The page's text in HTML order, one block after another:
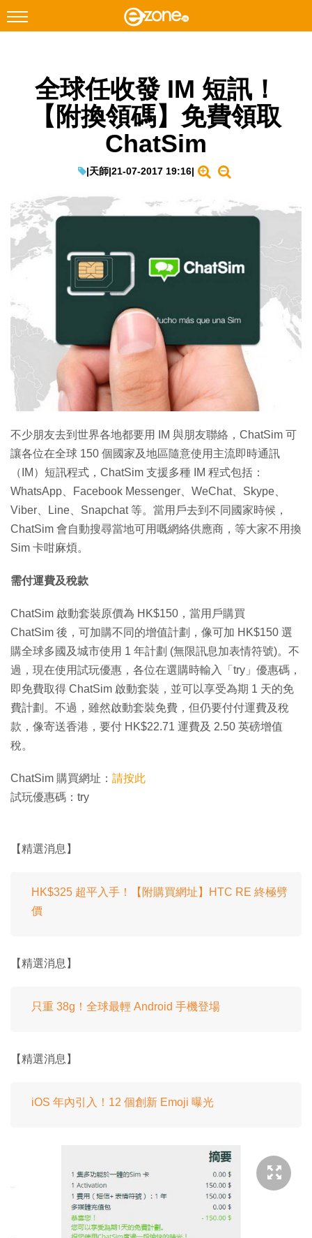
Facebook Instagram
科技焦點
EduTech
IT Times
生成式AI與雲端應用
Enterprise Digital Transformation
全球任收發 IM 短訊！
【附換領碼】免費領取
ChatSim
|天師|21-07-2017 19:16|
不少朋友去到世界各地都要用 IM 與朋友聯絡，ChatSim 可
讓各位在全球 150 個國家及地區隨意使用主流即時通訊
（IM）短訊程式，ChatSim 支援多種 IM 程式包括：
WhatsApp、Facebook Messenger、WeChat、Skype、
Viber、Line、Snapchat 等。當用戶去到不同國家時候，
ChatSim 會自動搜尋當地可用嘅網絡供應商，等大家不用換
Sim 卡咁麻煩。
需付運費及稅款
ChatSim 啟動套裝原價為 HK$150，當用戶購買
ChatSim 後，可加購不同的增值計劃，像可加 HK$150 選
購全球多國及城市使用 1 年計劃 (無限訊息加表情符號)。不
過，現在使用試玩優惠，各位在選購時輸入「try」優惠碼，
即免費取得 ChatSim 啟動套裝，並可以享受為期 1 天的免
費計劃。不過，雖然啟動套裝免費，但仍要付付運費及稅
款，像寄送香港，要付 HK$22.71 運費及 2.50 英磅增值
稅。
ChatSim 購買網址： 請按此
試玩優惠碼：try
【精選消息】
HK$325 超平入手！【附購買網址】HTC RE 終極劈
價
【精選消息】
只重 38g！全球最輕 Android 手機登場
【精選消息】
iOS 年內引入！12 個創新 Emoji 曝光